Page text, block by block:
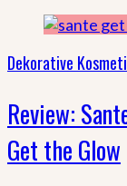
Dekorative
Review:
Get the Glow